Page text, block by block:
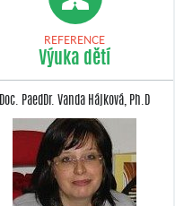
REFERENCE
Výuka dětí
Doc. PaedDr. Vanda Hájková, Ph.D